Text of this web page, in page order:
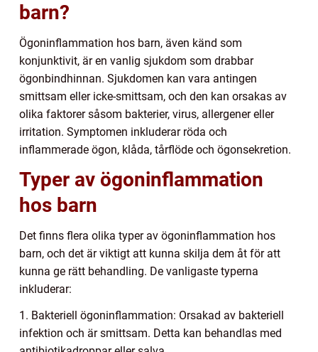
barn?
Ögoninflammation hos barn, även känd som
konjunktivit, är en vanlig sjukdom som drabbar
ögonbindhinnan. Sjukdomen kan vara antingen
smittsam eller icke-smittsam, och den kan orsakas av
olika faktorer såsom bakterier, virus, allergener eller
irritation. Symptomen inkluderar röda och
inflammerade ögon, klåda, tårflöde och ögonsekretion.
Typer av ögoninflammation
hos barn
Det finns flera olika typer av ögoninflammation hos
barn, och det är viktigt att kunna skilja dem åt för att
kunna ge rätt behandling. De vanligaste typerna
inkluderar:
1. Bakteriell ögoninflammation: Orsakad av bakteriell
infektion och är smittsam. Detta kan behandlas med